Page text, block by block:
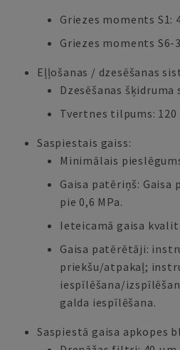
Griezes moments S1:
Griezes moments S6-
Eļļošanas / dzesēšanas
Dzesēšanas šķidruma
Tvertnes tilpums: 120
Saspiestais gaiss:
Minimālais
Gaisa patēriņš: Gaisa
pie 0,6 MPa.
Ieteicamā gaisa
Gaisa patērētāji:
priekšu/atpakaļ;
iespīlēšana/
galda iespīlēšana.
Saspiestā gaisa apkopes